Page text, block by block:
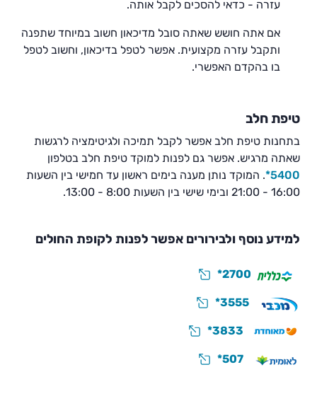
עזרה - כדאי להסכים לקבל אותה.
אם אתה חושש שאתה סובל מדיכאון חשוב במיוחד שתפנה
ותקבל עזרה מקצועית. אפשר לטפל בדיכאון, וחשוב לטפל
בו בהקדם האפשרי.
טיפת חלב
בתחנות טיפת חלב אפשר לקבל תמיכה ולגיטימציה לרגשות
שאתה מרגיש. אפשר גם לפנות למוקד טיפת חלב בטלפון
5400* . המוקד נותן מענה בימים ראשון עד חמישי בין השעות
16:00 - 21:00 ובימי שישי בין השעות 8:00 - 13:00.
למידע נוסף ולבירורים אפשר לפנות לקופת החולים
*2700
*3555
*3833
*507